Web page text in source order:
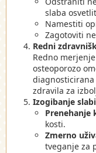
slaba
Namestiti
Zagotoviti
Redni
Redno
osteoporozo
zdravila za
Izogibanje
Prenehanje
kosti.
Zmerno
tveganje za